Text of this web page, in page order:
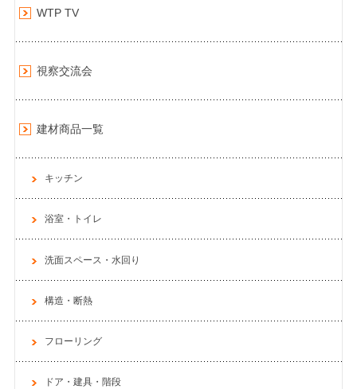
WTP TV
視察交流会
建材商品一覧
キッチン
浴室・トイレ
洗面スペース・水回り
構造・断熱
フローリング
ドア・建具・階段